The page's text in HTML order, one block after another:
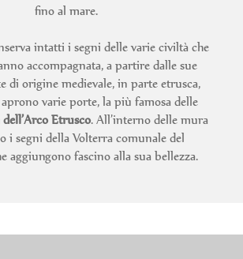
fino al mare.
intatti i segni delle varie civiltà che
accompagnata, a partire dalle sue
di origine medievale, in parte etrusca,
varie porte, la più famosa delle
dell’Arco Etrusco. All’interno delle mura
i segni della Volterra comunale del
aggiungono fascino alla sua bellezza.